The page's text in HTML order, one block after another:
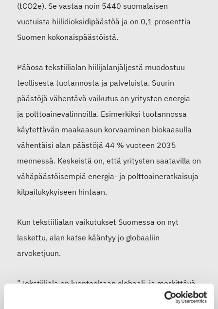
(tCO2e). Se vastaa noin 5440 suomalaisen
vuotuista hiilidioksidipäästöä ja on 0,1 prosenttia
Suomen kokonaispäästöistä.
Pääosa tekstiilialan hiilijalanjäljestä muodostuu
teollisesta tuotannosta ja palveluista. Suurin
päästöjä vähentävä vaikutus on yritysten energia-
ja polttoainevalinnoilla. Esimerkiksi tuotannossa
käytettävän maakaasun korvaaminen biokaasulla
vähentäisi alan päästöjä 44 % vuoteen 2035
mennessä. Keskeistä on, että yritysten saatavilla on
vähäpäästöisempiä energia- ja polttoaineratkaisuja
kilpailukykyiseen hintaan.
Kun tekstiilialan vaikutukset Suomessa on nyt
laskettu, alan katse kääntyy jo globaaliin
arvoketjuun.
”Tekstiiliala on luonteeltaan globaali, ja merkittävä